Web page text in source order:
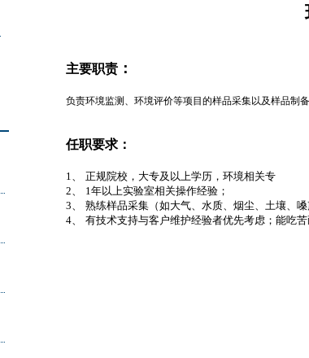
主要职责 ：
负责环境监测、环境评价等项目的样品采集以及样品制
任职要求：
1、
正规院校，大专及以上学历，环境相关专
2、
1年以上实验室相关操作经验；
3、
熟练样品采集（如大气、水质、烟尘、土壤、
4、
有技术支持与客户维护经验者优先考虑；能吃